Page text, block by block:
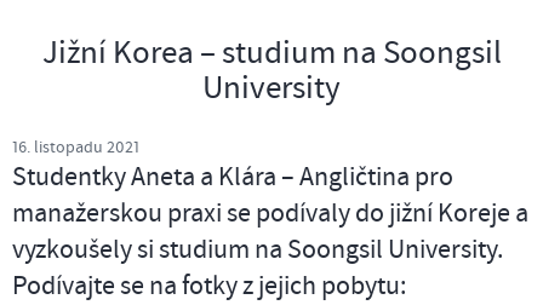
Jižní Korea – studium na Soongsil
University
16. listopadu 2021
Studentky Aneta a Klára – Angličtina pro
manažerskou praxi se podívaly do jižní Koreje a
vyzkoušely si studium na Soongsil University.
Podívajte se na fotky z jejich pobytu: